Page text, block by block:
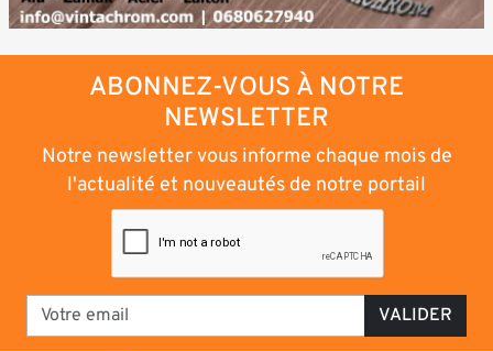
ABONNEZ-VOUS À NOTRE
NEWSLETTER
Notre newsletter vous informe chaque mois de
l'actualité et nouveautés de notre portail
VALIDER